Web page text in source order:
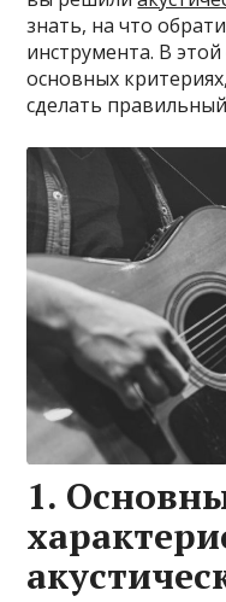
знать, на что
инструмента. В
основных
сделать
1.